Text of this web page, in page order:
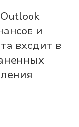
и
входит в